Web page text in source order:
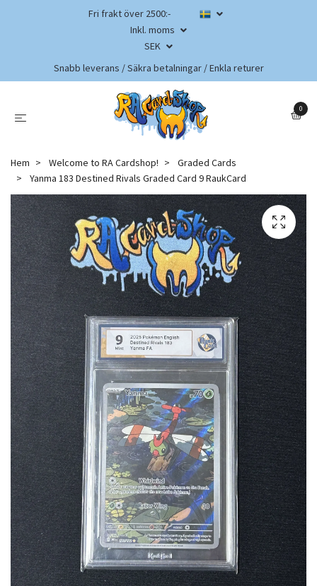
Fri frakt över 2500:-
Inkl. moms
SEK
Snabb leverans / Säkra betalningar / Enkla returer
0
Hem Welcome to RA Cardshop!
Graded Cards
Yanma 183 Destined Rivals Graded Card 9 RaukCard